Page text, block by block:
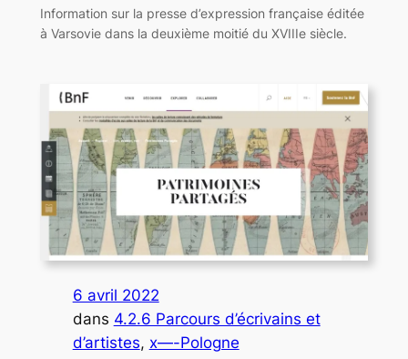
Information sur la presse d’expression française éditée
à Varsovie dans la deuxième moitié du XVIIIe siècle.
6 avril 2022
dans 4.2.6 Parcours d’écrivains et
d’artistes, x—-Pologne